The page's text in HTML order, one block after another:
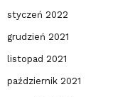
styczeń 2022
grudzień 2021
listopad 2021
październik 2021